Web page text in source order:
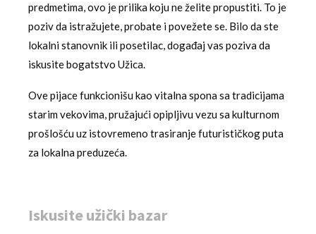
predmetima, ovo je prilika koju ne želite propustiti. To je
poziv da istražujete, probate i povežete se. Bilo da ste
lokalni stanovnik ili posetilac, događaj vas poziva da
iskusite bogatstvo Užica.
Ove pijace funkcionišu kao vitalna spona sa tradicijama
starim vekovima, pružajući opipljivu vezu sa kulturnom
prošlošću uz istovremeno trasiranje futurističkog puta
za lokalna preduzeća.
Iskusite užički bazar